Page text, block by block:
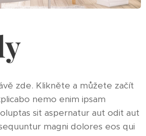
zde. Klikněte a můžete začít
nemo enim ipsam
sit aspernatur aut odit aut
magni dolores eos qui